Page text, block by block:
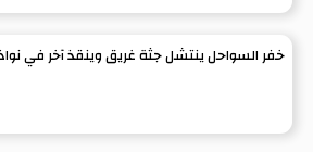
خفر السواحل ينتشل جثة غريق وينقذ آخر في